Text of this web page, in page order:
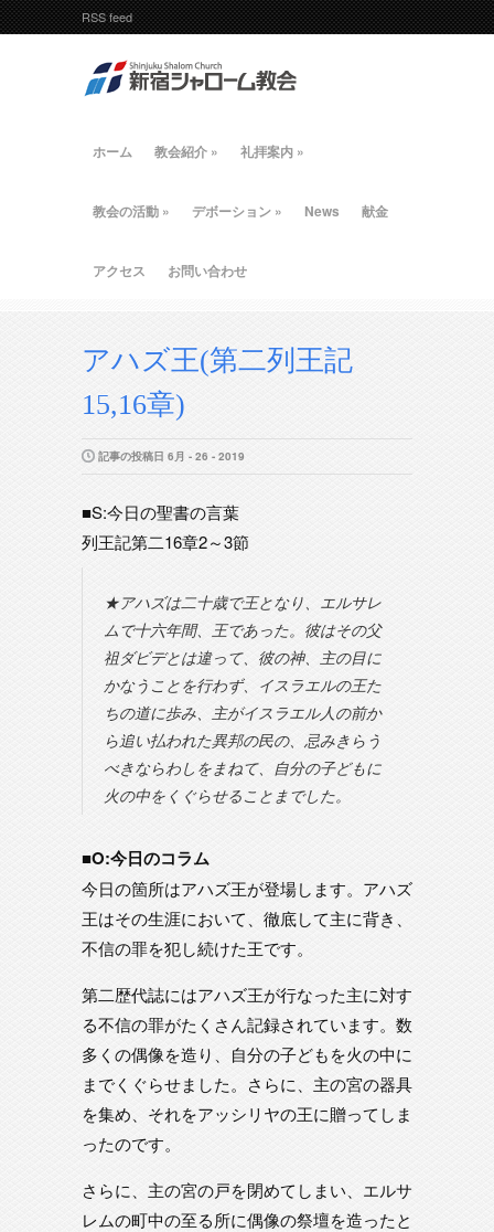
RSS feed
ホーム 教会紹介 » 礼拝案内 »
教会の活動 » デボーション » News 献金
アクセス お問い合わせ
アハズ王(第二列王記
15,16章)
記事の投稿日 6月 - 26 - 2019
■S:今日の聖書の言葉
列王記第二16章2～3節
★アハズは二十歳で王となり、エルサレ
ムで十六年間、王であった。彼はその父
祖ダビデとは違って、彼の神、主の目に
かなうことを行わず、イスラエルの王た
ちの道に歩み、主がイスラエル人の前か
ら追い払われた異邦の民の、忌みきらう
べきならわしをまねて、自分の子どもに
火の中をくぐらせることまでした。
■O:今日のコラム
今日の箇所はアハズ王が登場します。アハズ
王はその生涯において、徹底して主に背き、
不信の罪を犯し続けた王です。
第二歴代誌にはアハズ王が行なった主に対す
る不信の罪がたくさん記録されています。数
多くの偶像を造り、自分の子どもを火の中に
までくぐらせました。さらに、主の宮の器具
を集め、それをアッシリヤの王に贈ってしま
ったのです。
さらに、主の宮の戸を閉めてしまい、エルサ
レムの町中の至る所に偶像の祭壇を造ったと